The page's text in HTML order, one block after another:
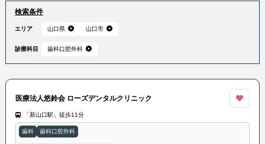
検索条件
エリア 山口県 山口市
診療科目 歯科口腔外科
医療法人悠鈴会 ローズデンタルクリニック
「新山口駅」徒歩11分
歯科 歯科口腔外科